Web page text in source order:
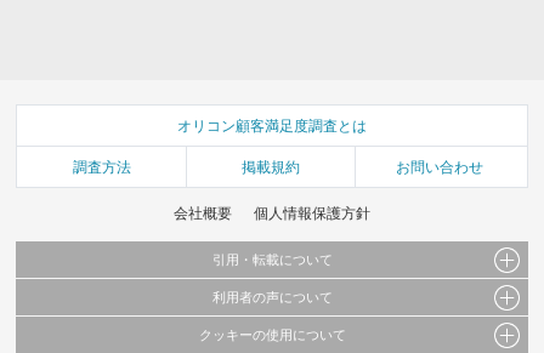
オリコン顧客満足度調査とは
調査方法 掲載規約 お問い合わせ
会社概要 個人情報保護方針
引用・転載について
当サイトで公開されている情報（文字、写真、イラスト、画像データ等）及びこれらの配
これらの情報を権利者の許可なく無断転載・複製などの二次利用を行うことは固く禁じて
利用者の声について
当サイトに掲載している内容はすべてサービスの利用者が提出された見解・感想です。
クッキーの使用について